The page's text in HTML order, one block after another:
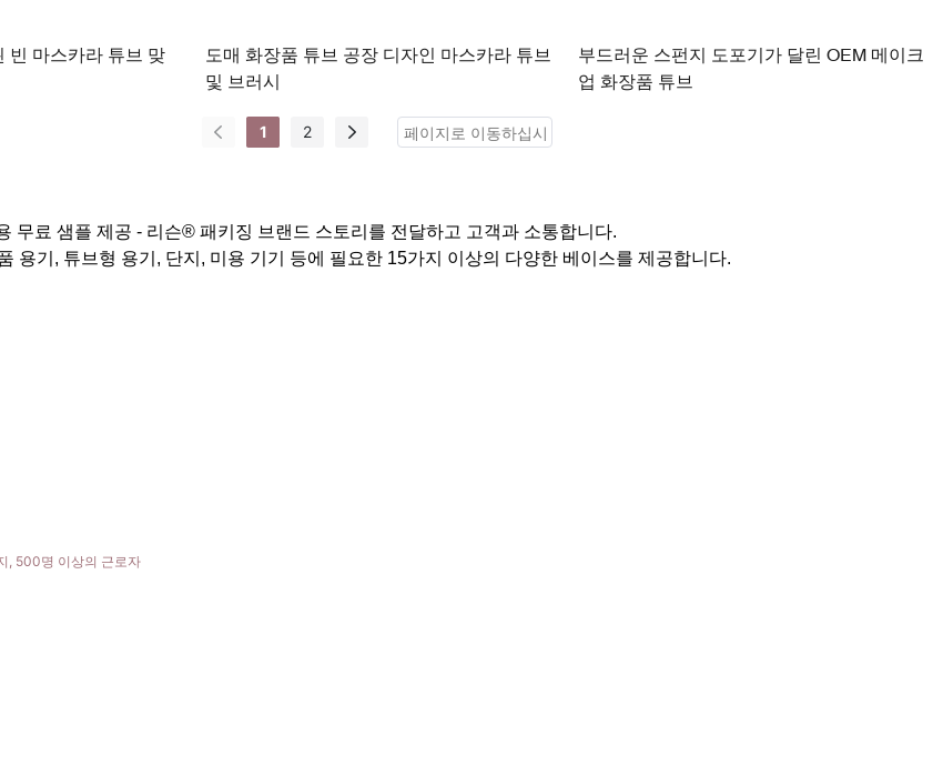
빈 마스카라 튜브 맞
도매 화장품 튜브 공장 디자인 마스카라 튜브
및 브러시
부드러운 스펀지 도포기가 달린 OEM 메이크
업 화장품 튜브
1 2
무료 샘플 제공 -리슨® 패키징 브랜드 스토리를 전달하고 고객과 소통합니다.
용기, 튜브형 용기, 단지, 미용 기기 등에 필요한 15가지 이상의 다양한 베이스를 제공합니다.